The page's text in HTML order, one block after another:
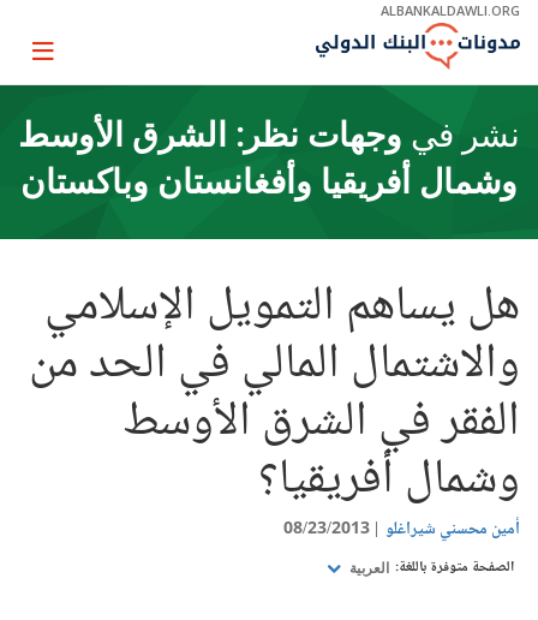
Skip
Main
ALBANKALDAWLI.ORG
Page
نشر في وجهات نظر: الشرق الأوسط
وشمال أفريقيا وأفغانستان وباكستان
هل يساهم التمويل الإسلامي
والاشتمال المالي في الحد من
الفقر في الشرق الأوسط
وشمال أفريقيا؟
أمين محسني شيراغلو 08/23/2013
الصفحة متوفرة باللغة: العربية